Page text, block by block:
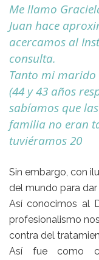
Me llamo
Juan hace
acercamos al
consulta.
Tanto mi marido
(44 y 43 años
sabíamos que
familia no eran
tuviéramos 20
Sin embargo, con
del mundo para dar
Así conocimos al
profesionalismo
contra del
Así fue como